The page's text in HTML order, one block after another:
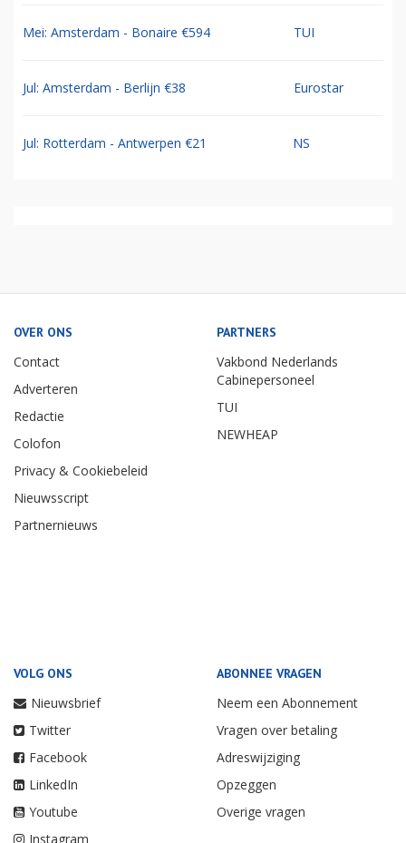
Mei: Amsterdam - Bonaire €594 TUI
Jul: Amsterdam - Berlijn €38 Eurostar
Jul: Rotterdam - Antwerpen €21 NS
OVER ONS
Contact
Adverteren
Redactie
Colofon
Privacy & Cookiebeleid
Nieuwsscript
Partnernieuws
PARTNERS
Vakbond Nederlands
Cabinepersoneel
TUI
NEWHEAP
VOLG ONS
Nieuwsbrief
Twitter
Facebook
LinkedIn
Youtube
Instagram
ABONNEE VRAGEN
Neem een Abonnement
Vragen over betaling
Adreswijziging
Opzeggen
Overige vragen